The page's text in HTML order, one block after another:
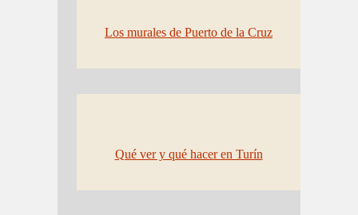
Los murales de Puerto de la Cruz
Qué ver y qué hacer en Turín